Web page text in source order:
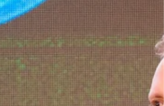
iniciativa apresentará atribuições, áreas de
atuação e perspectivas de uma das carreiras
estratégicas para a gestão das finanças
públicas de Santa Catarina